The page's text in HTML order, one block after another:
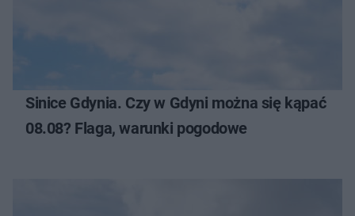
Sinice Gdynia. Czy w Gdyni można się kąpać
08.08? Flaga, warunki pogodowe